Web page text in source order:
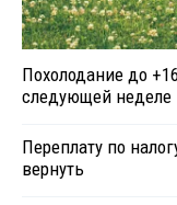
Похолодание до
следующей неделе
Переплату по
вернуть